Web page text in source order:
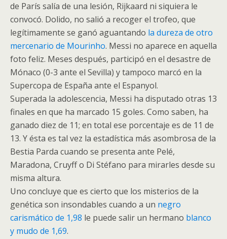
de París salía de una lesión, Rijkaard ni siquiera le
convocó. Dolido, no salió a recoger el trofeo, que
legítimamente se ganó aguantando la dureza de otro
mercenario de Mourinho. Messi no aparece en aquella
foto feliz. Meses después, participó en el desastre de
Mónaco (0-3 ante el Sevilla) y tampoco marcó en la
Supercopa de España ante el Espanyol.
Superada la adolescencia, Messi ha disputado otras 13
finales en que ha marcado 15 goles. Como saben, ha
ganado diez de 11; en total ese porcentaje es de 11 de
13. Y ésta es tal vez la estadística más asombrosa de la
Bestia Parda cuando se presenta ante Pelé,
Maradona, Cruyff o Di Stéfano para mirarles desde su
misma altura.
Uno concluye que es cierto que los misterios de la
genética son insondables cuando a un negro
carismático de 1,98 le puede salir un hermano blanco
y mudo de 1,69.